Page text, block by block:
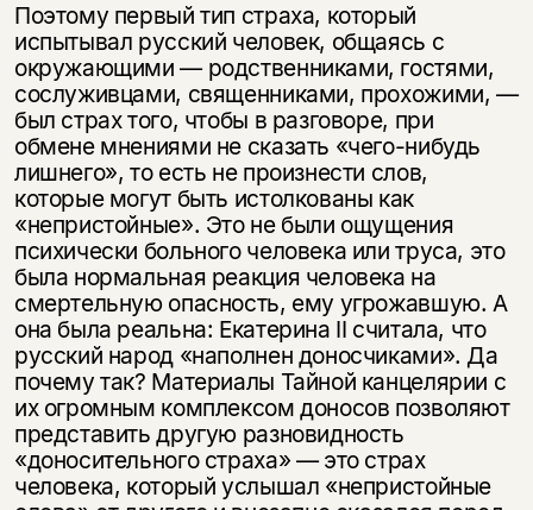
Поэтому первый тип страха, который
испытывал русский человек, общаясь с
окружающими — родственниками, гостями,
сослуживцами, священниками, прохожими, —
был страх того, чтобы в разговоре, при
обмене мнениями не сказать «чего-нибудь
лишнего», то есть не произнести слов,
которые могут быть истолкованы как
«непристойные». Это не были ощущения
психически больного человека или труса, это
была нормальная реакция человека на
смертельную опасность, ему угрожавшую. А
она была реальна: Екатерина II считала, что
русский народ «наполнен доносчиками». Да
почему так? Материалы Тайной канцелярии с
их огромным комплексом доносов позволяют
представить другую разновидность
«доносительного страха» — это страх
человека, который услышал «непристойные